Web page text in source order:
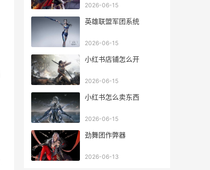
2026-06-15
英雄联盟军团系统
2026-06-15
小红书店铺怎么开
2026-06-15
小红书怎么卖东西
2026-06-15
劲舞团作弊器
2026-06-13